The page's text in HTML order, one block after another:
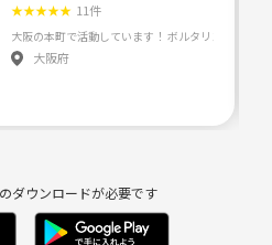
★★★★★ 11件
大阪の本町で活動してい
大阪府
ダウンロードが必要です